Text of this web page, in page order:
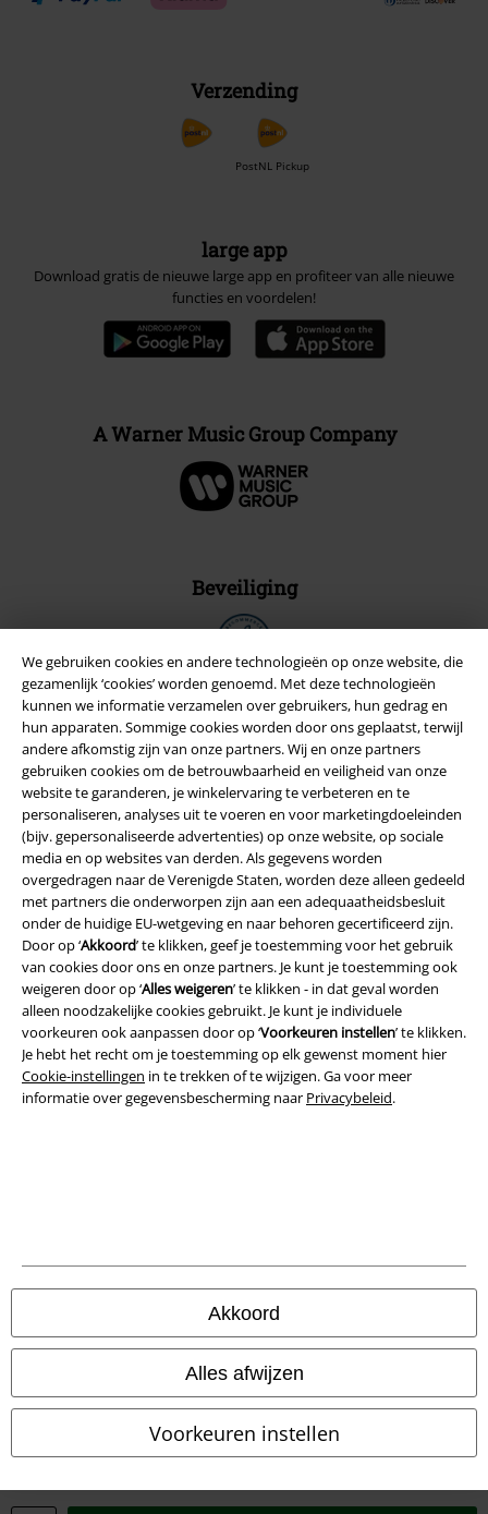
We gebruiken cookies en andere technologieën op onze website, die
gezamenlijk ‘cookies’ worden genoemd. Met deze technologieën
kunnen we informatie verzamelen over gebruikers, hun gedrag en
hun apparaten. Sommige cookies worden door ons geplaatst, terwijl
andere afkomstig zijn van onze partners. Wij en onze partners
gebruiken cookies om de betrouwbaarheid en veiligheid van onze
website te garanderen, je winkelervaring te verbeteren en te
personaliseren, analyses uit te voeren en voor marketingdoeleinden
(bijv. gepersonaliseerde advertenties) op onze website, op sociale
media en op websites van derden. Als gegevens worden
overgedragen naar de Verenigde Staten, worden deze alleen gedeeld
met partners die onderworpen zijn aan een adequaatheidsbesluit
onder de huidige EU-wetgeving en naar behoren gecertificeerd zijn.
Door op ‘Akkoord’ te klikken, geef je toestemming voor het gebruik
van cookies door ons en onze partners. Je kunt je toestemming ook
weigeren door op ‘Alles weigeren’ te klikken - in dat geval worden
alleen noodzakelijke cookies gebruikt. Je kunt je individuele
voorkeuren ook aanpassen door op ‘Voorkeuren instellen’ te klikken.
Je hebt het recht om je toestemming op elk gewenst moment hier
Cookie-instellingen in te trekken of te wijzigen. Ga voor meer
informatie over gegevensbescherming naar Privacybeleid.
Akkoord
Alles afwijzen
Voorkeuren instellen
Verzending
PostNL Pickup
large app
Download gratis de nieuwe large app en profiteer van alle nieuwe
functies en voordelen!
A Warner Music Group Company
Beveiliging
Legal
Algemene Voorwaarden
Bedrijfsgegevens
Privacyverklaring
Verklaring van conformiteit
Alle prijzen incl.wettelijke BTW
© 1986-2026 Large Popmerchandising BV
Onze online shops